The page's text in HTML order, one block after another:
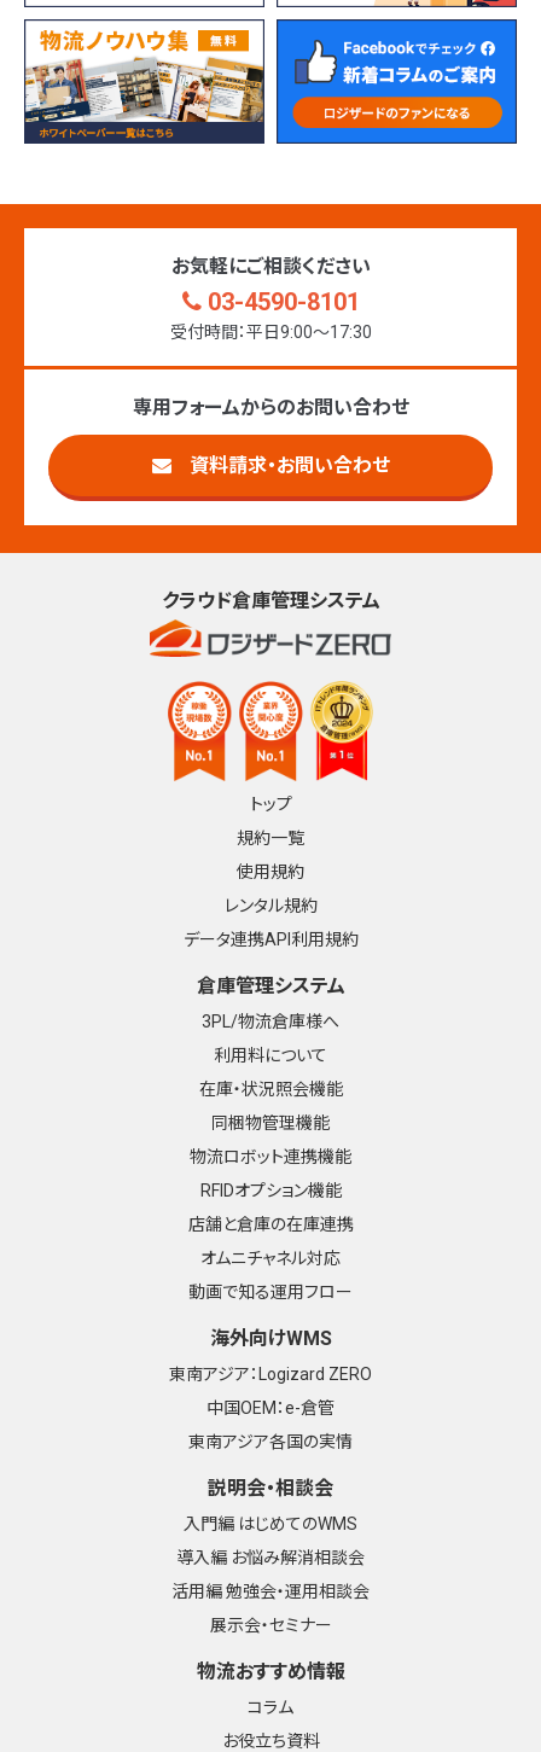
お気軽にご相談ください
03-4590-8101
受付時間：平日9:00〜17:30
専用フォームからのお問い合わせ
資料請求・お問い合わせ
クラウド倉庫管理システム
トップ
規約一覧
使用規約
レンタル規約
データ連携API利用規約
倉庫管理システム
3PL/物流倉庫様へ
利用料について
在庫・状況照会機能
同梱物管理機能
物流ロボット連携機能
RFIDオプション機能
店舗と倉庫の在庫連携
オムニチャネル対応
動画で知る運用フロー
海外向けWMS
東南アジア：Logizard ZERO
中国OEM：e-倉管
東南アジア各国の実情
説明会・相談会
入門編 はじめてのWMS
導入編 お悩み解消相談会
活用編 勉強会・運用相談会
展示会・セミナー
物流おすすめ情報
コラム
お役立ち資料